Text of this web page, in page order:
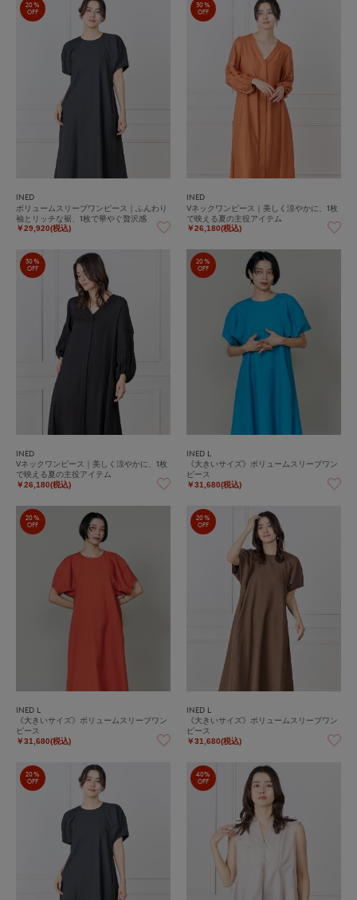
20%
OFF
INED
ボリュームスリーブワンピース｜ふんわり
袖とリッチな裾、1枚で華やぐ贅沢感
￥29,920(税込)
30%
OFF
INED
Vネックワンピース｜美しく涼やかに、1枚
で映える夏の主役アイテム
￥26,180(税込)
30%
OFF
INED
Vネックワンピース｜美しく涼やかに、1枚
で映える夏の主役アイテム
￥26,180(税込)
20%
OFF
INED L
《大きいサイズ》ボリュームスリーブワン
ピース
￥31,680(税込)
20%
OFF
INED L
《大きいサイズ》ボリュームスリーブワン
ピース
￥31,680(税込)
20%
OFF
INED L
《大きいサイズ》ボリュームスリーブワン
ピース
￥31,680(税込)
20%
OFF
40%
OFF